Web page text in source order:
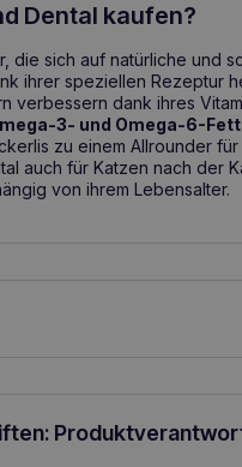
Dental kaufen?
die sich auf natürliche und
ihrer speziellen Rezeptur
verbessern dank ihres
3- und Omega-6-
zu einem Allrounder
auch für Katzen nach der
von ihrem Lebensalter.